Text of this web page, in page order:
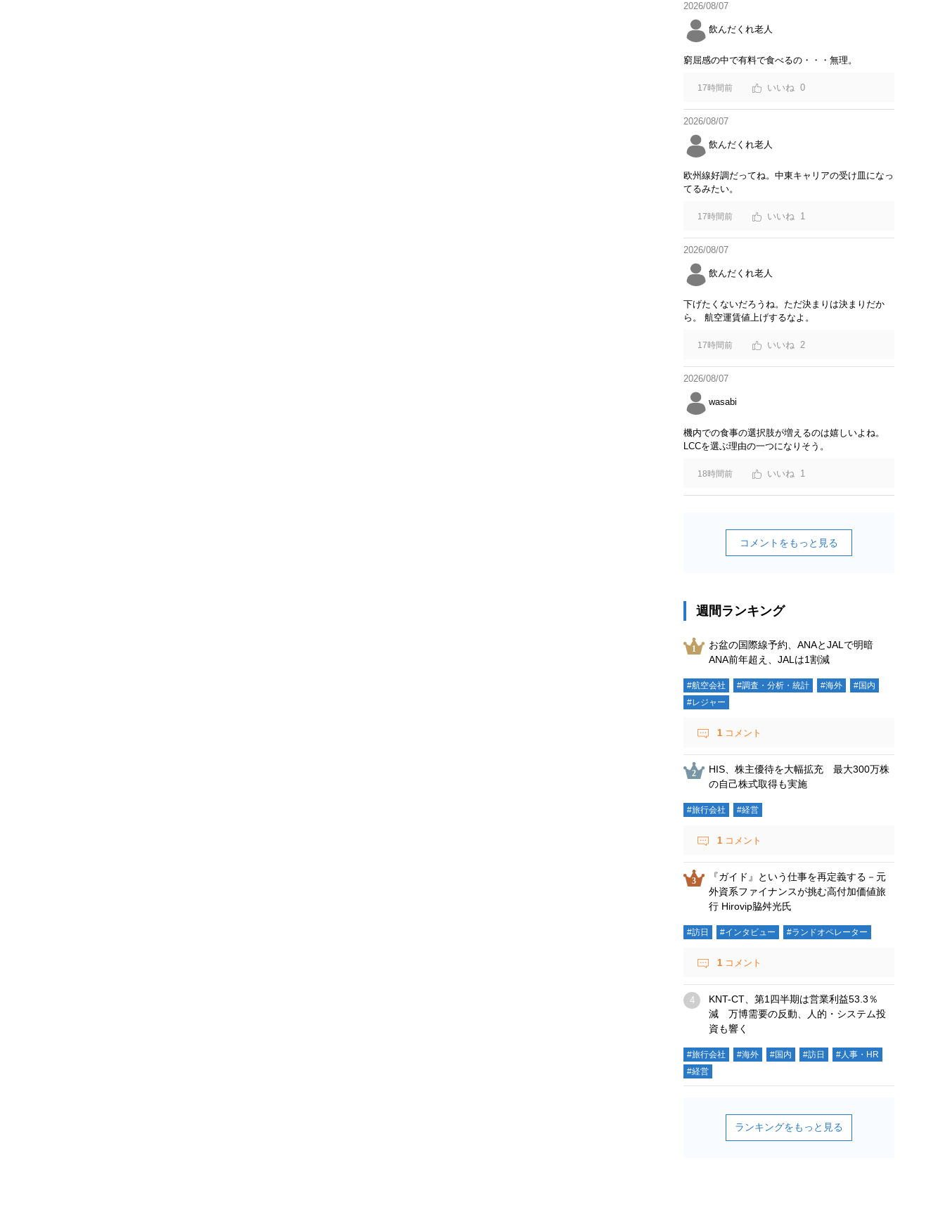
2026/08/07
飲んだくれ老人
窮屈感の中で有料で食べるの・・・無理。
17時間前 0
2026/08/07
飲んだくれ老人
欧州線好調だってね。中東キャリアの受け皿になっ
てるみたい。
17時間前 1
2026/08/07
飲んだくれ老人
下げたくないだろうね。ただ決まりは決まりだか
ら。 航空運賃値上げするなよ。
17時間前 2
2026/08/07
wasabi
機内での食事の選択肢が増えるのは嬉しいよね。
LCCを選ぶ理由の一つになりそう。
18時間前 1
コメントをもっと見る
週間ランキング
お盆の国際線予約、ANAとJALで明暗
ANA前年超え、JALは1割減
#航空会社 #調査・分析・統計 #海外
#国内
#レジャー
1 コメント
HIS、株主優待を大幅拡充 最大300万株
の自己株式取得も実施
#旅行会社 #経営
1 コメント
『ガイド』という仕事を再定義する－元
外資系ファイナンスが挑む高付加価値旅
行 Hirovip脇舛光氏
#訪日 #インタビュー #ランドオペレーター
1 コメント
KNT-CT、第1四半期は営業利益53.3％
減 万博需要の反動、人的・システム投
資も響く
#旅行会社 #海外 #国内 #訪日
#人事・HR
#経営